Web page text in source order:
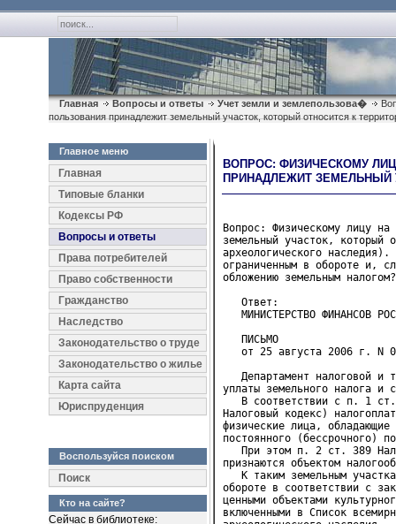
Главная Вопросы и ответы Учет земли и землепользова�
пользования принадлежит земельный участок, который относится к
Главное меню
Главная
Типовые бланки
Кодексы РФ
Вопросы и ответы
Права потребителей
Право собственности
Гражданство
Наследство
Законодательство о труде
Законодательство о жилье
Карта сайта
Юриспруденция
Воспользуйся поиском
Поиск
Кто на сайте?
Сейчас в библиотеке:
ВОПРОС: ФИЗИЧЕСКОМУ
ПРИНАДЛЕЖИТ ЗЕМЕЛЬНЫЙ
Вопрос: Физическому лицу
земельный участок, который
археологического наследия).
ограниченным в обороте и,
обложению земельным налогом?
Ответ:
МИНИСТЕРСТВО ФИНАНСОВ
ПИСЬМО
от 25 августа 2006 г. N
Департамент налоговой и
уплаты земельного налога и
В соответствии с п. 1 ст.
Налоговый кодекс)
физические лица,
постоянного (бессрочного)
При этом п. 2 ст. 389
признаются объектом
К таким земельным
обороте в соответствии с
ценными объектами
включенными в Список